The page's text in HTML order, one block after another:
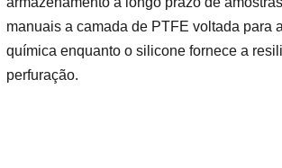
manuais a camada de PTFE voltada para
química enquanto o silicone fornece a
perfuração.